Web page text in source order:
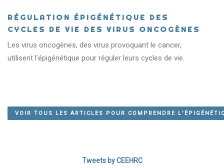
QU’EST-CE QUE
APPRENDRE ENCORE PLUS!
RÉGULATION ÉPIGÉNÉTIQUE DES
CYCLES DE VIE DES VIRUS ONCOGÈNES
Les virus oncogènes, des virus provoquant le cancer,
utilisent l’épigénétique pour réguler leurs cycles de vie.
VOIR TOUS LES ARTICLES POUR COMPRENDRE
Tweets by CEEHRC